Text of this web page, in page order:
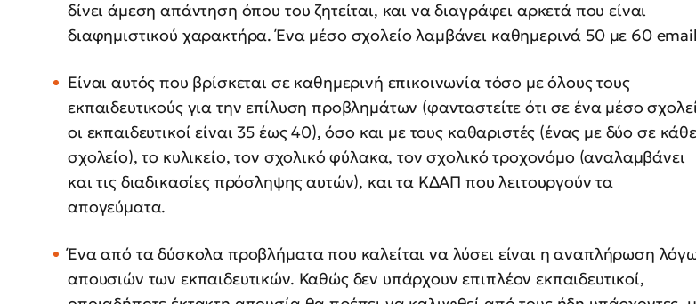
δίνει άμεση απάντηση όπου του ζητείται, και να διαγράφει αρκετά που είναι
διαφημιστικού χαρακτήρα. Ένα μέσο σχολείο λαμβάνει καθημερινά 50 με 60
Είναι αυτός που βρίσκεται σε καθημερινή επικοινωνία τόσο με όλους τους
εκπαιδευτικούς για την επίλυση προβλημάτων (φανταστείτε ότι σε ένα μέσο
οι εκπαιδευτικοί είναι 35 έως 40), όσο και με τους καθαριστές (ένας με δύο σε κάθε
σχολείο), το κυλικείο, τον σχολικό φύλακα, τον σχολικό τροχονόμο (αναλαμβάνει
και τις διαδικασίες πρόσληψης αυτών), και τα ΚΔΑΠ που λειτουργούν τα
απογεύματα.
Ένα από τα δύσκολα προβλήματα που καλείται να λύσει είναι η αναπλήρωση
απουσιών των εκπαιδευτικών. Καθώς δεν υπάρχουν επιπλέον εκπαιδευτικοί,